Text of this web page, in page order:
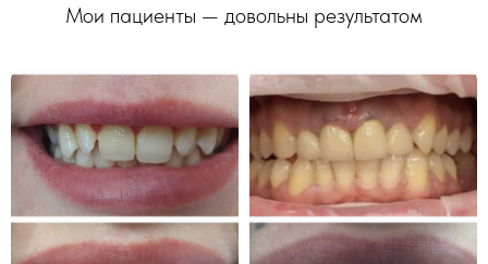
Мои пациенты — довольны результатом